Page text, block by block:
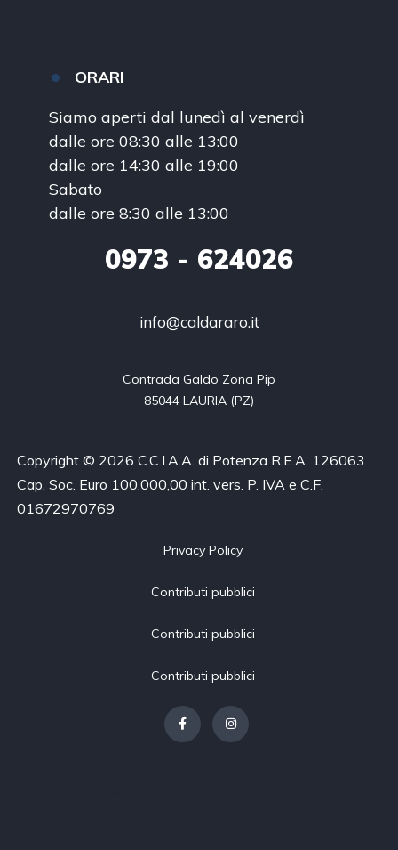
ORARI
Siamo aperti dal lunedì al venerdì
dalle ore 08:30 alle 13:00
dalle ore 14:30 alle 19:00
Sabato
dalle ore 8:30 alle 13:00
0973 - 624026
info@caldararo.it
Contrada Galdo Zona Pip
85044 LAURIA (PZ)
Copyright © 2026 C.C.I.A.A. di Potenza R.E.A. 126063
Cap. Soc. Euro 100.000,00 int. vers. P. IVA e C.F.
01672970769
Privacy Policy
Contributi pubblici
Contributi pubblici
Contributi pubblici